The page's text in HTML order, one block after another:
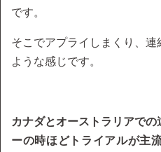
です。
そこでアプライしまくり、連
ような感じです。
カナダとオーストラリアで
ーの時ほどトライアルが主